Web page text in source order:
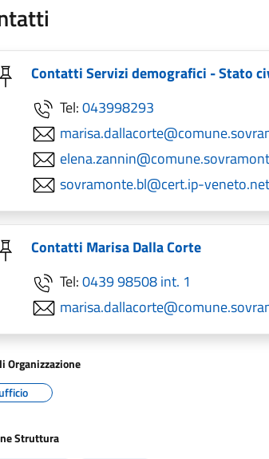
Contatti Servizi demografici - Stato
Tel:043998293
sovramonte.bl@cert.ip-veneto.net
Contatti Marisa Dalla Corte
Tel:0439 98508 int. 1
Organizzazione
Struttura